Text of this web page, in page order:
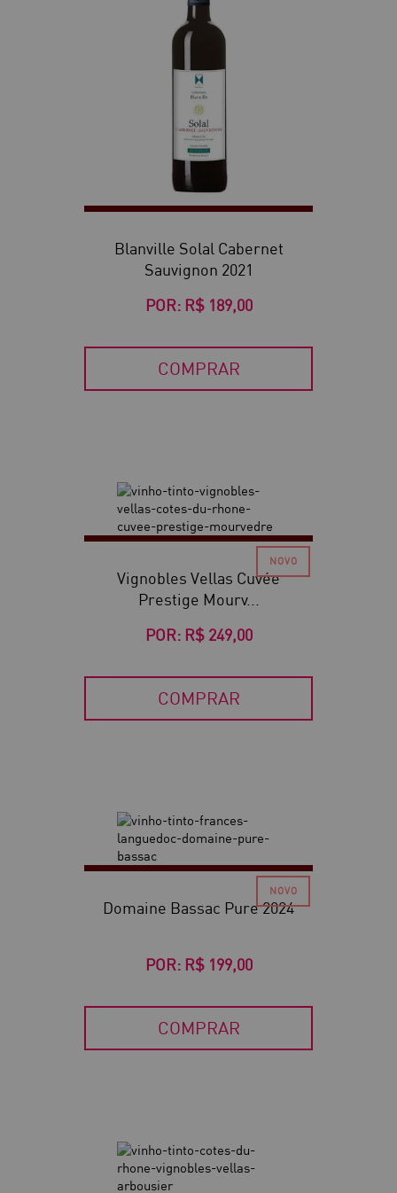
Blanville Solal Cabernet
Sauvignon 2021
POR: R$ 189,00
COMPRAR
Vignobles Vellas Cuvée
Prestige Mourv...
POR: R$ 249,00
COMPRAR
Domaine Bassac Pure 2024
POR: R$ 199,00
COMPRAR